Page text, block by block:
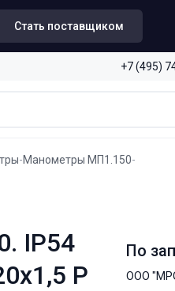
Стать поставщиком
+7 (495)
Манометры МП1.150
IP54
Р
По
ООО